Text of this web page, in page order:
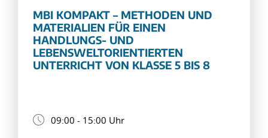
MBI KOMPAKT – METHODEN UND
MATERIALIEN FÜR EINEN
HANDLUNGS- UND
LEBENSWELTORIENTIERTEN
UNTERRICHT VON KLASSE 5 BIS 8
09:00 - 15:00 Uhr